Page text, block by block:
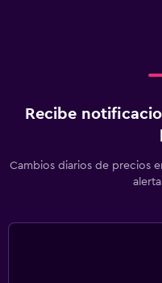
Recibe
Cambios diarios de precios